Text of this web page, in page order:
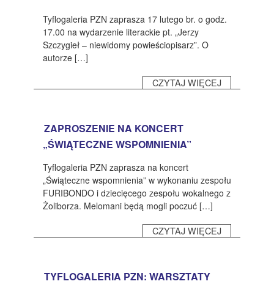
Tyflogaleria PZN zaprasza 17 lutego br. o godz.
17.00 na wydarzenie literackie pt. „Jerzy
Szczygieł – niewidomy powieściopisarz”. O
autorze […]
CZYTAJ WIĘCEJ
ZAPROSZENIE NA KONCERT
„ŚWIĄTECZNE WSPOMNIENIA”
Tyflogaleria PZN zaprasza na koncert
„Świąteczne wspomnienia” w wykonaniu zespołu
FURIBONDO i dziecięcego zespołu wokalnego z
Żoliborza. Melomani będą mogli poczuć […]
CZYTAJ WIĘCEJ
TYFLOGALERIA PZN: WARSZTATY